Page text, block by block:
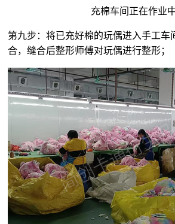
充棉车间正在作业
第九步：将已充好棉的玩偶进入手工车
合，缝合后整形师傅对玩偶进行整形；